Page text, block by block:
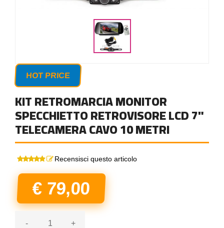
HOT PRICE
KIT RETROMARCIA MONITOR
SPECCHIETTO RETROVISORE LCD 7"
TELECAMERA CAVO 10 METRI
Recensisci questo articolo
€ 79,00
- +